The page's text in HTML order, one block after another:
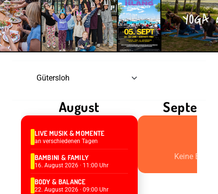
August
LIVE MUSIK & MOMENTE
an verschiedenen Tagen
BAMBINI & FAMILY
16. August 2026 · 11:00 Uhr
BODY & BALANCE
22. August 2026 · 09:00 Uhr
Keine Events